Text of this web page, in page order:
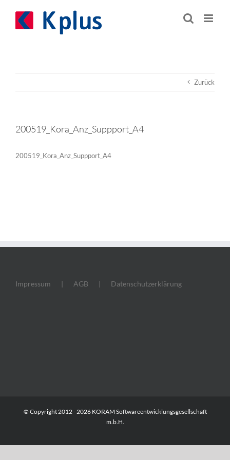
springen
Zurück
200519_Kora_Anz_Suppport_A4
200519_Kora_Anz_Suppport_A4
Impressum AGB Datenschutzerklärung
© Copyright 2012 -2026 KORAM Softwareentwicklungsgesellschaft
m.b.H.